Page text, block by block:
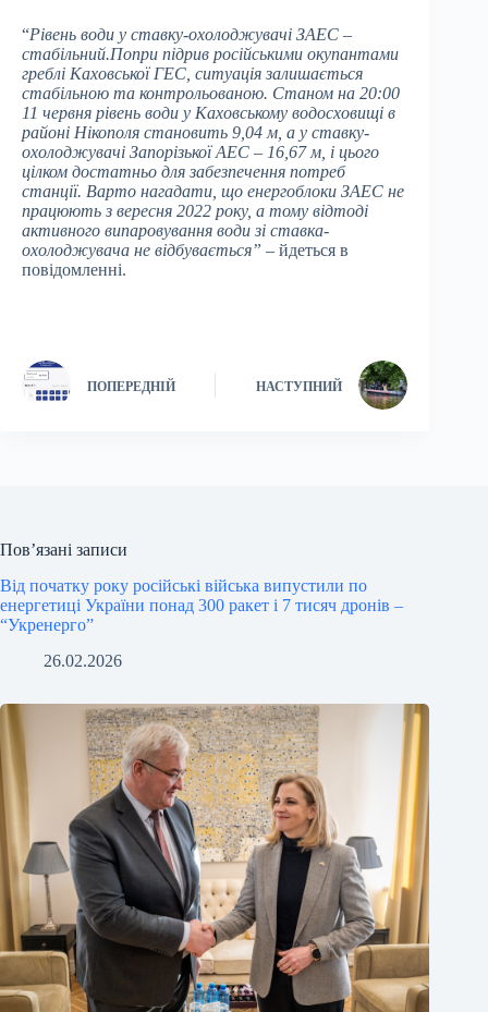
“Рівень води у ставку-охолоджувачі ЗАЕС –
стабільний.Попри підрив російськими окупантами
греблі Каховської ГЕС, ситуація залишається
стабільною та контрольованою. Станом на 20:00
11 червня рівень води у Каховському водосховищі в
районі Нікополя становить 9,04 м, а у ставку-
охолоджувачі Запорізької АЕС – 16,67 м, і цього
цілком достатньо для забезпечення потреб
станції. Варто нагадати, що енергоблоки ЗАЕС не
працюють з вересня 2022 року, а тому відтоді
активного випаровування води зі ставка-
охолоджувача не відбувається” – йдеться в
повідомленні.
ПОПЕРЕДНІЙ НАСТУПНИЙ
Пов’язані записи
Від початку року російські війська випустили по
енергетиці України понад 300 ракет і 7 тисяч дронів –
“Укренерго”
26.02.2026